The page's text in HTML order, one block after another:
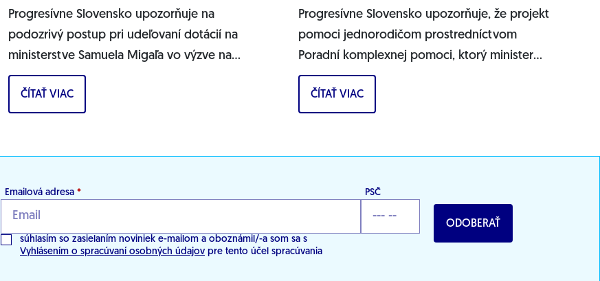
Progresívne Slovensko upozorňuje na
podozrivý postup pri udeľovaní dotácií na
ministerstve Samuela Migaľa vo výzve na
podporu výskumu a vývoja v oblasti digitálnej
transformácie...
ČÍTAŤ VIAC
Progresívne Slovensko upozorňuje, že projekt
pomoci jednorodičom prostredníctvom
Poradní komplexnej pomoci, ktorý minister
práce Erik Tomáš predstavil ako zásadnú
pomoc pre osamelých...
ČÍTAŤ VIAC
Emailová adresa * PSČ
súhlasím so zasielaním noviniek e-mailom a oboznámil/-a som sa s
Vyhlásením o spracúvaní osobných údajov pre tento účel spracúvania
ODOBERAŤ